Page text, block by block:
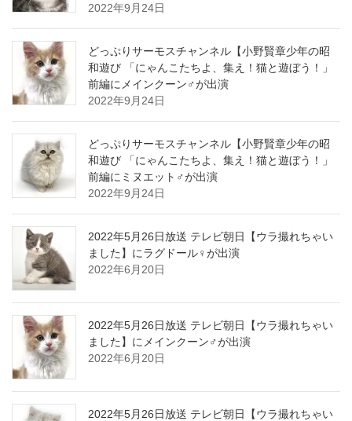
2022年9月24日
どっぷりサーモスチャンネル【小野賢章少年の昭
和遊び 「にゃんこたちよ、集え！猫と遊ぼう！」
前編にメインクーン♂が出演
2022年9月24日
どっぷりサーモスチャンネル【小野賢章少年の昭
和遊び 「にゃんこたちよ、集え！猫と遊ぼう！」
前編にミヌエット♂が出演
2022年9月24日
2022年5月26日放送 テレビ朝日【ウラ撮れちゃい
ました】にラグドール♀が出演
2022年6月20日
2022年5月26日放送 テレビ朝日【ウラ撮れちゃい
ました】にメインクーン♂が出演
2022年6月20日
2022年5月26日放送 テレビ朝日【ウラ撮れちゃい